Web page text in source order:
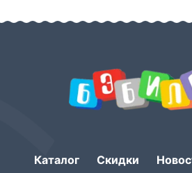
Каталог Скидки